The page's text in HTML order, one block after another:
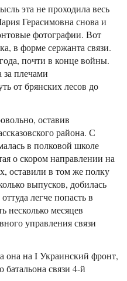
эта не проходила весь
Герасимовна снова и
фотографии. Вот
в форме сержанта связи.
почти в конце войны.
за плечами
от брянских лесов до
оставив
района. С
в полковой школе
о скором направлении на
оставили в том же полку
выпусков, добилась
легче попасть в
месяцев
управления связи
она на I Украинский фронт,
батальона связи 4-й